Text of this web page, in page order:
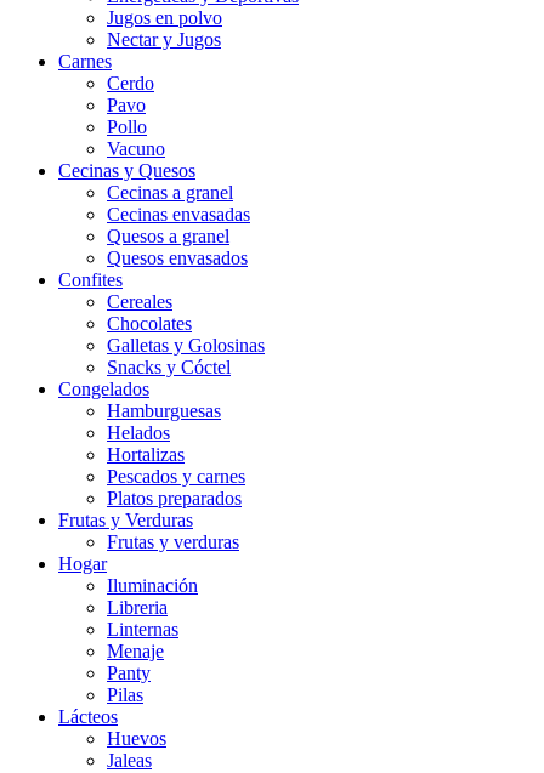
Jugos en polvo
Nectar y Jugos
Carnes
Cerdo
Pavo
Pollo
Vacuno
Cecinas y Quesos
Cecinas a granel
Cecinas envasadas
Quesos a granel
Quesos envasados
Confites
Cereales
Chocolates
Galletas y Golosinas
Snacks y Cóctel
Congelados
Hamburguesas
Helados
Hortalizas
Pescados y carnes
Platos preparados
Frutas y Verduras
Frutas y verduras
Hogar
Iluminación
Libreria
Linternas
Menaje
Panty
Pilas
Lácteos
Huevos
Jaleas